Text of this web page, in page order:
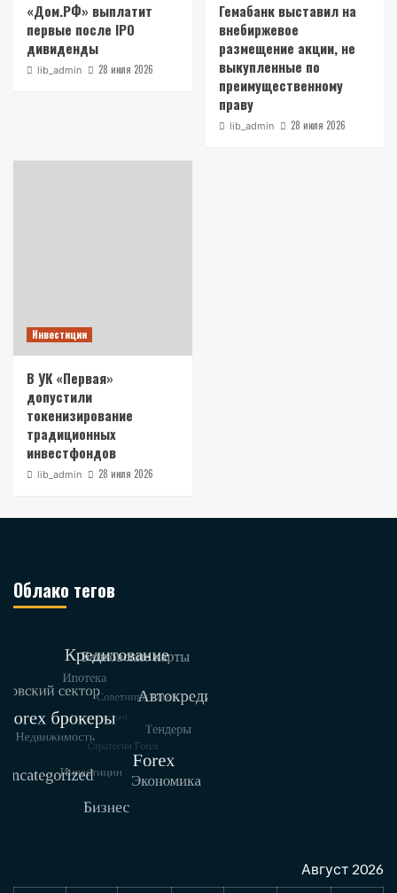
«Дом.РФ» выплатит
первые после IPO
дивиденды
lib_admin 28 июля 2026
Гемабанк выставил на
внебиржевое
размещение акции, не
выкупленные по
преимущественному
праву
lib_admin 28 июля 2026
Инвестиции
В УК «Первая»
допустили
токенизирование
традиционных
инвестфондов
lib_admin 28 июля 2026
Облако тегов
Август 2026